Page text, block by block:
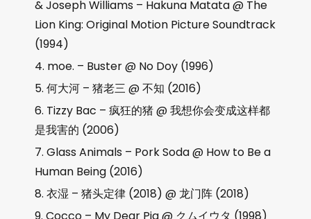
& Joseph Williams – Hakuna Matata @ The
Lion King: Original Motion Picture Soundtrack
(1994)
moe. – Buster @ No Doy (1996)
何大河 – 猪老三 @ 不知 (2016)
Tizzy Bac – 疯狂的猪 @ 我想你会变成这样都
是我害的 (2006)
Glass Animals – Pork Soda @ How to Be a
Human Being (2016)
衣湿 – 猪头定律 (2018) @ 龙门阵 (2018)